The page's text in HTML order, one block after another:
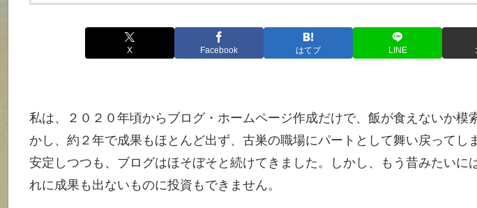
X Facebook はてブ LINE
私は、２０２０年頃からブログ・ホームページ作成だけで、飯が食えないか模
かし、約２年で成果もほとんど出ず、古巣の職場にパートとして舞い戻ってし
安定しつつも、ブログはほそぼそと続けてきました。しかし、もう昔みたいに
れに成果も出ないものに投資もできません。